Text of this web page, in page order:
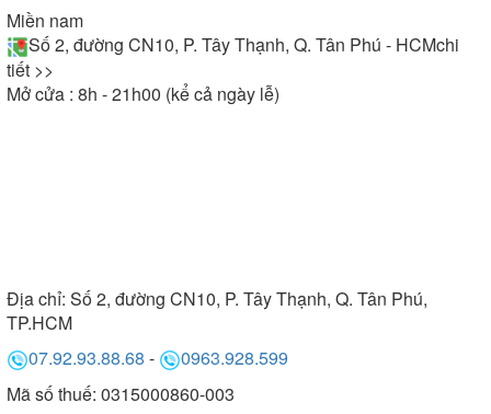
Miền nam
Số 2, đường CN10, P. Tây Thạnh, Q. Tân Phú - HCMchi
tiết >>
Mở cửa : 8h - 21h00 (kể cả ngày lễ)
Địa chỉ: Số 2, đường CN10, P. Tây Thạnh, Q. Tân Phú,
TP.HCM
07.92.93.88.68 -
0963.928.599
Mã số thuế: 0315000860-003